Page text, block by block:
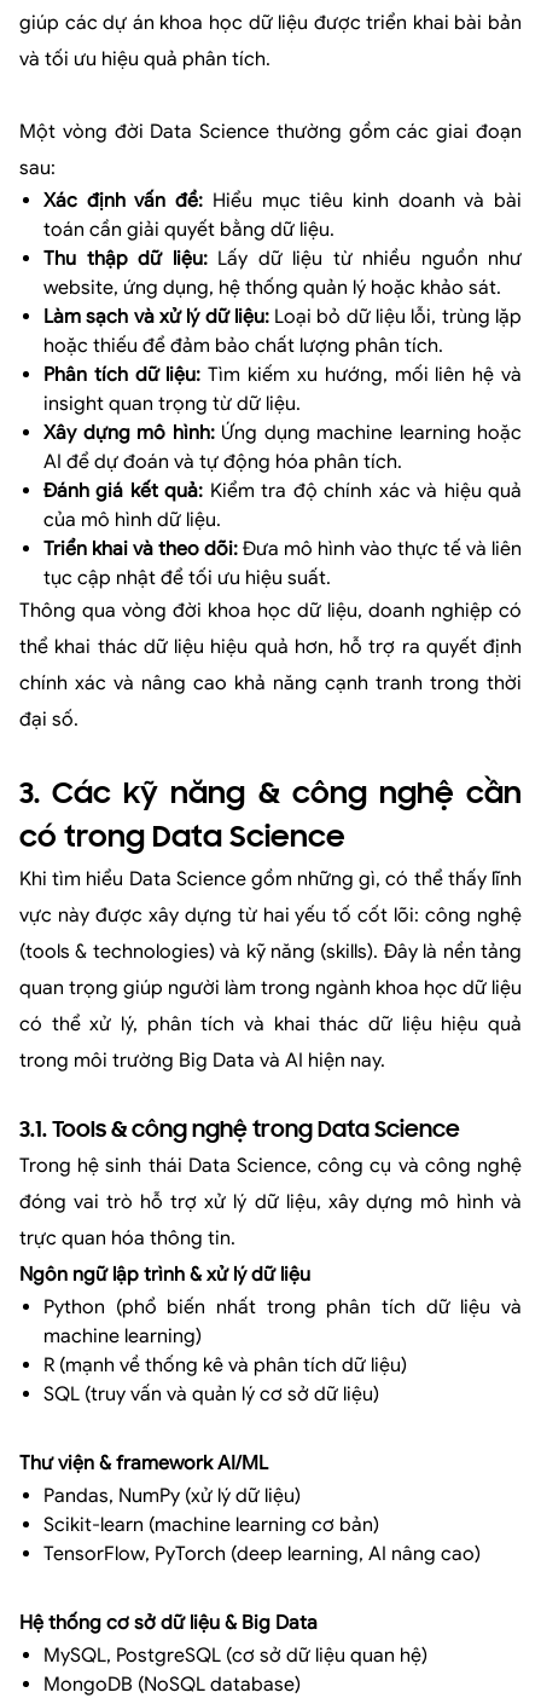
giúp các dự án khoa học dữ liệu được triển khai bài bản
và tối ưu hiệu quả phân tích.
Một vòng đời Data Science thường gồm các giai đoạn
sau:
Xác định vấn đề: Hiểu mục tiêu kinh doanh và bài
toán cần giải quyết bằng dữ liệu.
Thu thập dữ liệu:Lấy dữ liệu từ nhiều nguồn như
website, ứng dụng, hệ thống quản lý hoặc khảo sát.
Làm sạch và xử lý dữ liệu:Loại bỏ dữ liệu lỗi, trùng lặp
hoặc thiếu để đảm bảo chất lượng phân tích.
Phân tích dữ liệu: Tìm kiếm xu hướng, mối liên hệ và
insight quan trọng từ dữ liệu.
Xây dựng mô hình:Ứng dụng machine learning hoặc
AI để dự đoán và tự động hóa phân tích.
Đánh giá kết quả: Kiểm tra độ chính xác và hiệu quả
của mô hình dữ liệu.
Triển khai và theo dõi: Đưa mô hình vào thực tế và liên
tục cập nhật để tối ưu hiệu suất.
Thông qua vòng đời khoa học dữ liệu, doanh nghiệp có
thể khai thác dữ liệu hiệu quả hơn, hỗ trợ ra quyết định
chính xác và nâng cao khả năng cạnh tranh trong thời
đại số.
3. Các kỹ năng & công nghệ cần
có trong Data Science
Khi tìm hiểu Data Science gồm những gì, có thể thấy lĩnh
vực này được xây dựng từ hai yếu tố cốt lõi: công nghệ
(tools & technologies) và kỹ năng (skills). Đây là nền tảng
quan trọng giúp người làm trong ngành khoa học dữ liệu
có thể xử lý, phân tích và khai thác dữ liệu hiệu quả
trong môi trường Big Data và AI hiện nay.
3.1. Tools & công nghệ trong Data Science
Trong hệ sinh thái Data Science, công cụ và công nghệ
đóng vai trò hỗ trợ xử lý dữ liệu, xây dựng mô hình và
trực quan hóa thông tin.
Ngôn ngữ lập trình & xử lý dữ liệu
Python (phổ biến nhất trong phân tích dữ liệu và
machine learning)
R (mạnh về thống kê và phân tích dữ liệu)
SQL (truy vấn và quản lý cơ sở dữ liệu)
Thư viện & framework AI/ML
Pandas, NumPy (xử lý dữ liệu)
Scikit-learn (machine learning cơ bản)
TensorFlow, PyTorch (deep learning, AI nâng cao)
Hệ thống cơ sở dữ liệu & Big Data
MySQL, PostgreSQL (cơ sở dữ liệu quan hệ)
MongoDB (NoSQL database)